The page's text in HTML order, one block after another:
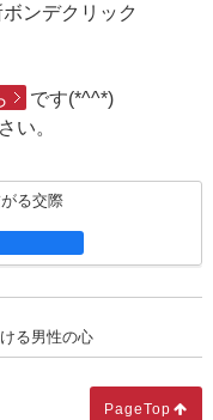
ンデクリック
です(*^^*)
い。
る交際
る男性の心
PageTop